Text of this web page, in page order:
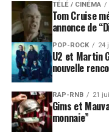
TÉLÉ / CINÉMA
Tom Cruise
annonce de
POP-ROCK 24
U2 et Martin
nouvelle
RAP-RNB 21
Gims et
monnaie”